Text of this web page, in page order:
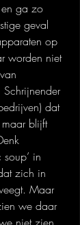
en ga zo
geval
op
worden niet
dat
blijft
in
zich in
Maar
we daar